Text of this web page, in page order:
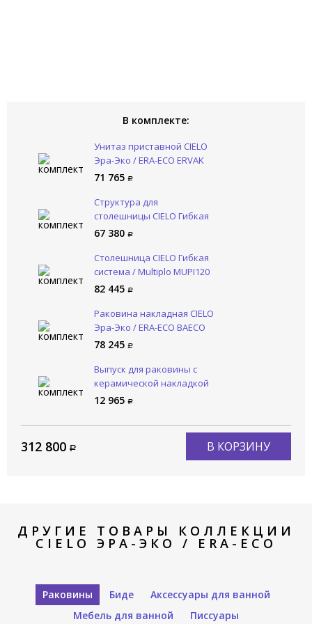
В комплекте:
Унитаз приставной CIELO
Эра-Эко / ERA-ECO ERVAK
BR
71 765
Структура для
столешницы CIELO Гибкая
система / Multiplo MUST120
67 380
Столешница CIELO Гибкая
система / Multiplo MUPI120
BR
82 445
Раковина накладная CIELO
Эра-Эко / ERA-ECO BAECO
BR
78 245
Выпуск для раковины с
керамической накладкой
CIELO Сива / SIWA PIL01 BR
12 965
312 800 В КОРЗИНУ
ДРУГИЕ ТОВАРЫ КОЛЛЕКЦИИ
CIELO ЭРА-ЭКО / ERA-ECO
Раковины Биде
Аксессуары для ванной
Мебель для ванной
Писсуары